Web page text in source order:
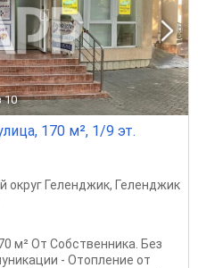
10
170 м², 1/9 эт.
округ Геленджик, Геленджик
м² От Собственника. Без
- Отопление от